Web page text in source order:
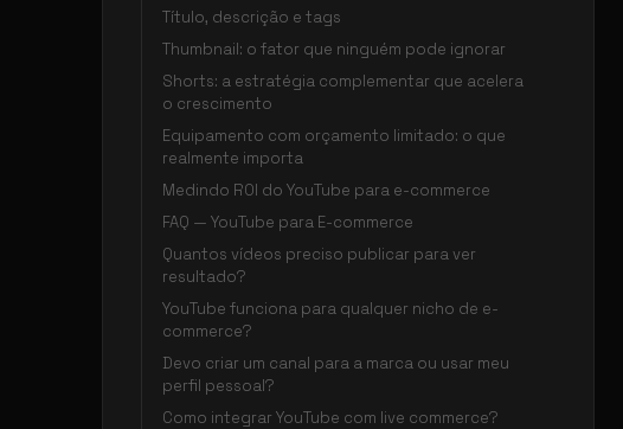
Título, descrição e tags
Thumbnail: o fator que ninguém pode ignorar
Shorts: a estratégia complementar que acelera
o crescimento
Equipamento com orçamento limitado: o que
realmente importa
Medindo ROI do YouTube para e-commerce
FAQ — YouTube para E-commerce
Quantos vídeos preciso publicar para ver
resultado?
YouTube funciona para qualquer nicho de e-
commerce?
Devo criar um canal para a marca ou usar meu
perfil pessoal?
Como integrar YouTube com live commerce?